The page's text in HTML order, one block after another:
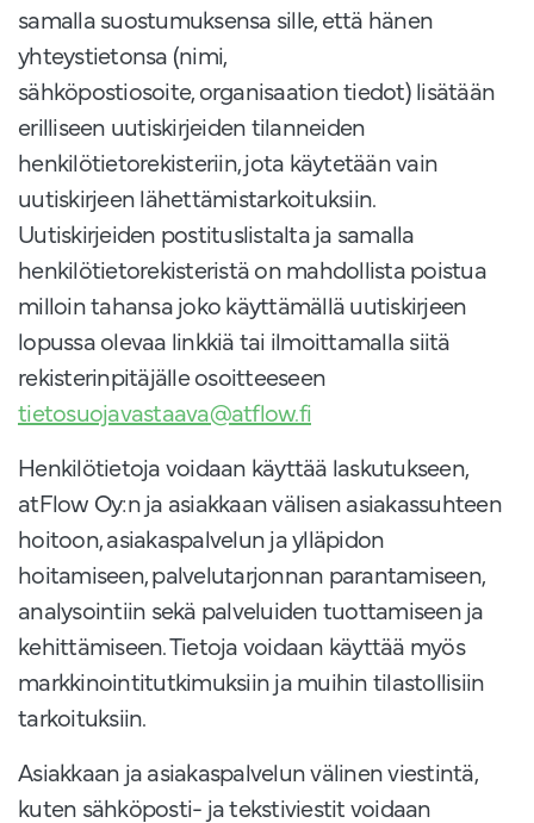
samalla suostumuksensa sille, että hänen
yhteystietonsa (nimi,
sähköpostiosoite, organisaation tiedot) lisätään
erilliseen uutiskirjeiden tilanneiden
henkilötietorekisteriin, jota käytetään vain
uutiskirjeen lähettämistarkoituksiin.
Uutiskirjeiden postituslistalta ja samalla
henkilötietorekisteristä on mahdollista poistua
milloin tahansa joko käyttämällä uutiskirjeen
lopussa olevaa linkkiä tai ilmoittamalla siitä
rekisterinpitäjälle osoitteeseen
tietosuojavastaava@atflow.fi
Henkilötietoja voidaan käyttää laskutukseen,
atFlow Oy:n ja asiakkaan välisen asiakassuhteen
hoitoon, asiakaspalvelun ja ylläpidon
hoitamiseen, palvelutarjonnan parantamiseen,
analysointiin sekä palveluiden tuottamiseen ja
kehittämiseen. Tietoja voidaan käyttää myös
markkinointitutkimuksiin ja muihin tilastollisiin
tarkoituksiin.
Asiakkaan ja asiakaspalvelun välinen viestintä,
kuten sähköposti- ja tekstiviestit voidaan